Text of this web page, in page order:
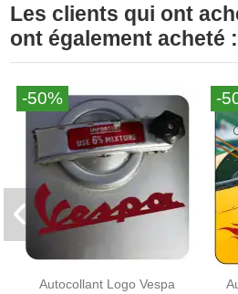
Les clients qui ont
ont également acheté :
-50%
Autocollant Logo Vespa
-